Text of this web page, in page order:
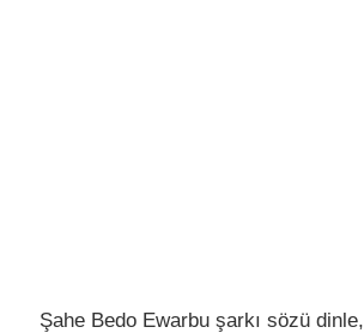
Şahe Bedo Ewarbu şarkı sözü dinle,